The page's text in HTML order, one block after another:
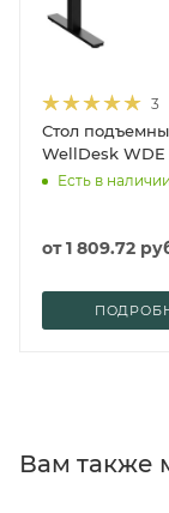
3
Стол
WellDesk
Есть в наличии
от1 809.72
Вам также